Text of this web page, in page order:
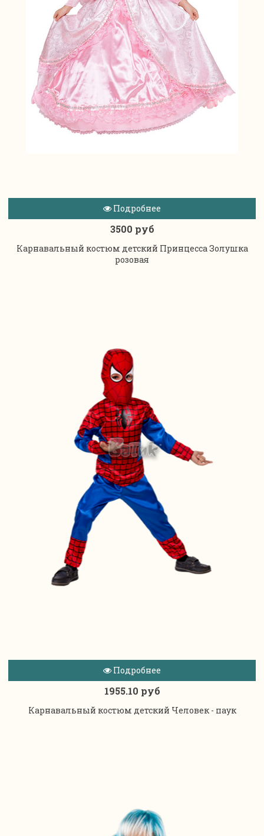
Подробнее
3500 руб
Карнавальный костюм детский Принцесса Золушка
розовая
Подробнее
1955.10 руб
Карнавальный костюм детский Человек - паук